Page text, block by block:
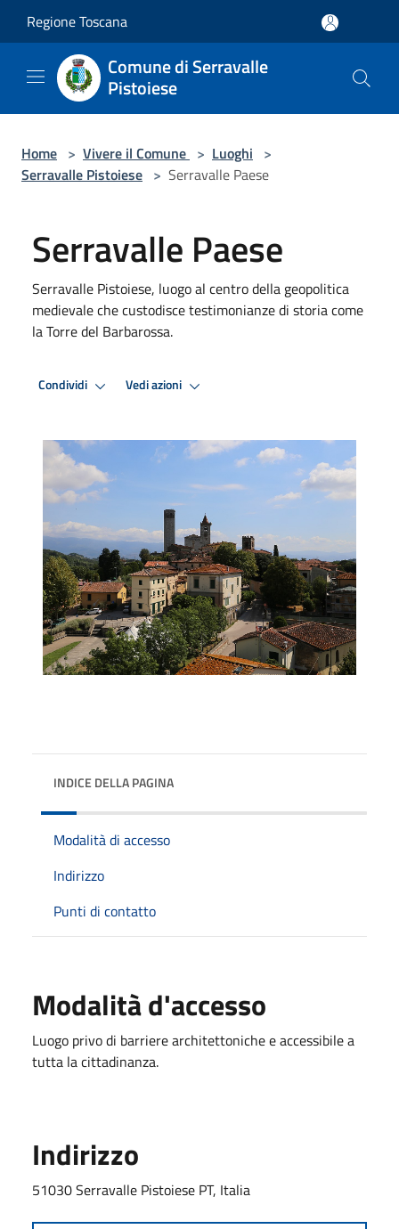
Regione Toscana
Comune di Serravalle
Pistoiese
Home > Vivere il Comune > Luoghi >
Serravalle Pistoiese > Serravalle Paese
Serravalle Paese
Serravalle Pistoiese, luogo al centro della geopolitica
medievale che custodisce testimonianze di storia come
la Torre del Barbarossa.
Condividi Vedi azioni
INDICE DELLA PAGINA
Modalità di accesso
Indirizzo
Punti di contatto
Modalità d'accesso
Luogo privo di barriere architettoniche e accessibile a
tutta la cittadinanza.
Indirizzo
51030 Serravalle Pistoiese PT, Italia